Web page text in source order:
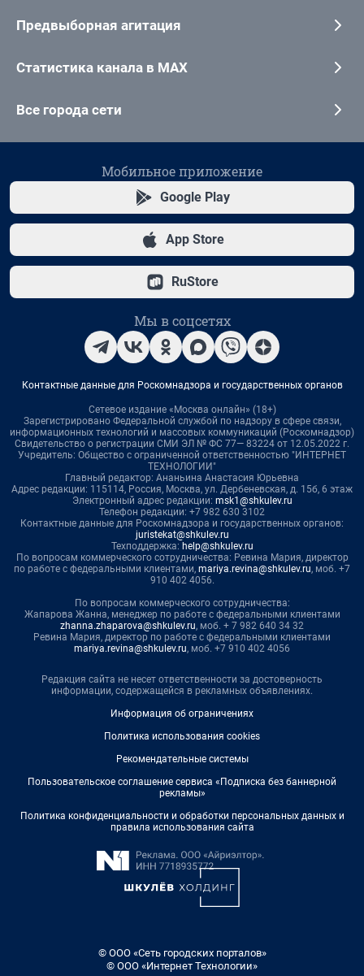
Предвыборная агитация
Статистика канала в MAX
Все города сети
Мобильное приложение
Google Play
App Store
RuStore
Мы в соцсетях
Контактные данные для Роскомнадзора и государственных органов
Сетевое издание «Москва онлайн» (18+)
Зарегистрировано Федеральной службой по надзору в сфере связи,
информационных технологий и массовых коммуникаций (Роскомнадзор)
Свидетельство о регистрации СМИ ЭЛ № ФС 77— 83224 от 12.05.2022 г.
Учредитель: Общество с ограниченной ответственностью "ИНТЕРНЕТ
ТЕХНОЛОГИИ"
Главный редактор: Ананьина Анастасия Юрьевна
Адрес редакции: 115114, Россия, Москва, ул. Дербеневская, д. 15б, 6 этаж
Электронный адрес редакции: msk1@shkulev.ru
Телефон редакции: +7 982 630 3102
Контактные данные для Роскомнадзора и государственных органов:
juristekat@shkulev.ru
Техподдержка: help@shkulev.ru
По вопросам коммерческого сотрудничества: Ревина Мария, директор
по работе с федеральными клиентами, mariya.revina@shkulev.ru, моб. +7
910 402 4056.
По вопросам коммерческого сотрудничества:
Жапарова Жанна, менеджер по работе с федеральными клиентами
zhanna.zhaparova@shkulev.ru, моб. + 7 982 640 34 32
Ревина Мария, директор по работе с федеральными клиентами
mariya.revina@shkulev.ru, моб. +7 910 402 4056
Редакция сайта не несет ответственности за достоверность
информации, содержащейся в рекламных объявлениях.
Информация об ограничениях
Политика использования cookies
Рекомендательные системы
Пользовательское соглашение сервиса «Подписка без баннерной
рекламы»
Политика конфиденциальности и обработки персональных данных и
правила использования сайта
© ООО «Сеть городских порталов»
© ООО «Интернет Технологии»